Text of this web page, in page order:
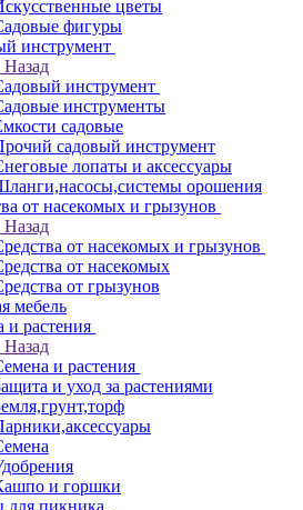
цветы
фигуры
инструмент
Назад
инструмент
инструменты
садовые
садовый инструмент
лопаты и аксессуары
орошения
от насекомых и грызунов
Назад
от насекомых и грызунов
от насекомых
от грызунов
мебель
и растения
Назад
и растения
и уход за растениями
и горшки
для пикника